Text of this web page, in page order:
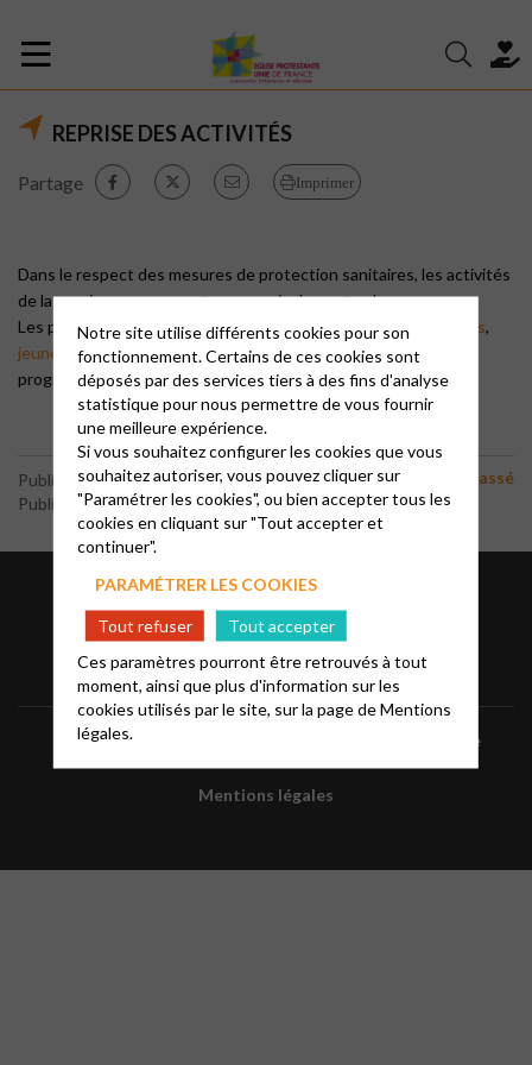
REPRISE DES ACTIVITÉS
Partage Imprimer
Dans le respect des mesures de protection sanitaires, les activités
de la paroisse reprennent en ce mois de septembre.
Les pages correspondantes du site Internet (Participer :
cultes,
jeunesse,Bible) ont été mises à jour le 4 septembre avec les
programmes et les dates.
Publié le 4 septembre 2020
Publié par le webmaster
Non classé
Faire un don à la paroisse Glossaire
Mentions légales
Notre site utilise différents cookies pour son
fonctionnement. Certains de ces cookies sont
déposés par des services tiers à des fins d'analyse
statistique pour nous permettre de vous fournir
une meilleure expérience.
Si vous souhaitez configurer les cookies que vous
souhaitez autoriser, vous pouvez cliquer sur
"Paramétrer les cookies", ou bien accepter tous les
cookies en cliquant sur "Tout accepter et
continuer".
PARAMÉTRER LES COOKIES
Tout refuser
Tout accepter
Ces paramètres pourront être retrouvés à tout
moment, ainsi que plus d'information sur les
cookies utilisés par le site, sur la page deMentions
légales.